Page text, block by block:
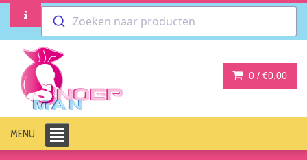
Zoeken naar producten
0 / €0,00
MENU